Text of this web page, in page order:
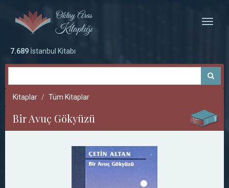
Toggle
7.689 İstanbul Kitabı
Kitaplar Tüm Kitaplar
Bir Avuç Gökyüzü